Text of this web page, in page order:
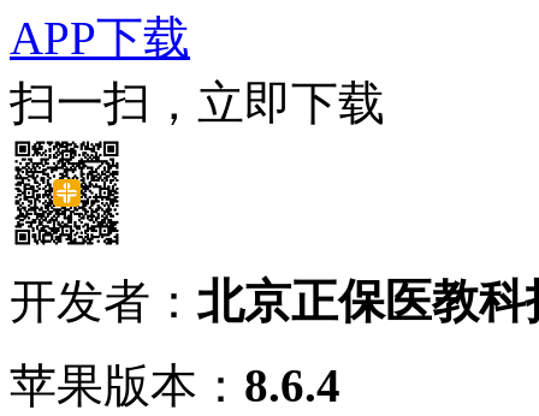
APP下载
扫一扫，立即下载
开发者： 北京正保医教
苹果版本： 8.6.4